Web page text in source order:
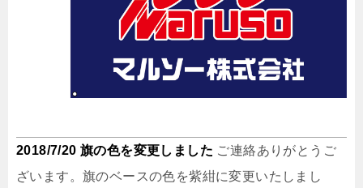
2018/7/20 旗の色を変更しました ご連絡ありがとうご
ざいます。旗のベースの色を紫紺に変更いたしまし